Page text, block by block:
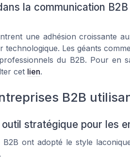
la communication
une adhésion croissante
technologique. Les géants
du B2B. Pour en
cet lien.
B2B
stratégique pour les
B2B ont adopté le style